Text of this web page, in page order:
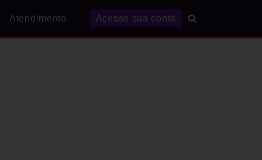
Atendimento Acesse sua conta